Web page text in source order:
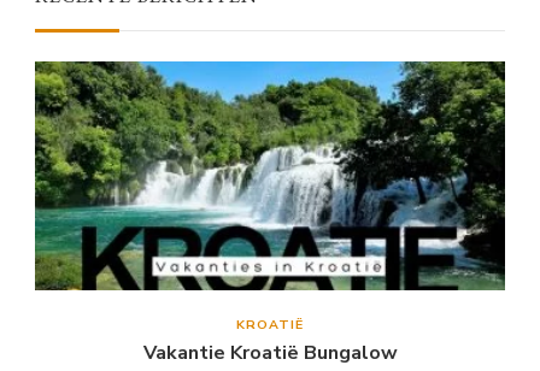
KROATIË
Vakantie Kroatië Bungalow